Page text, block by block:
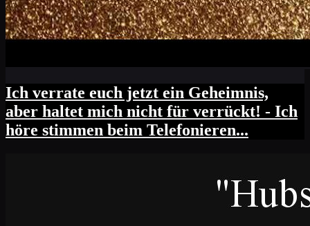
Ich verrate euch jetzt ein Geheimnis,
aber haltet mich nicht für verrückt! - Ich
höre stimmen beim Telefonieren...